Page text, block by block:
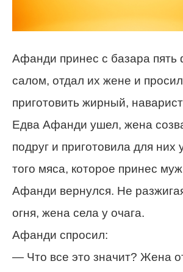
Афанди принес с базара пять
салом, отдал их жене и
приготовить жирный,
Едва Афанди ушел, жена
подруг и приготовила для них
того мяса, которое принес
Афанди вернулся. Не
огня, жена села у очага.
Афанди спросил:
— Что все это значит? Жена